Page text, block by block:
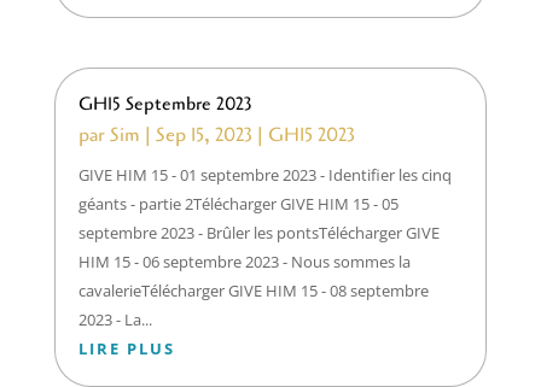
GH15 Septembre 2023
parSim | Sep 15, 2023 | GH15 2023
GIVE HIM 15 - 01 septembre 2023 - Identifier les cinq
géants - partie 2Télécharger GIVE HIM 15 - 05
septembre 2023 - Brûler les pontsTélécharger GIVE
HIM 15 - 06 septembre 2023 - Nous sommes la
cavalerieTélécharger GIVE HIM 15 - 08 septembre
2023 - La...
LIRE PLUS